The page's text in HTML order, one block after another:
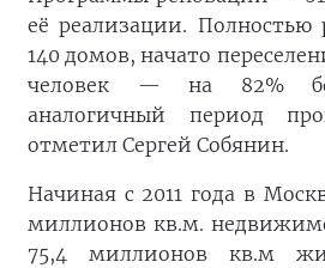
её реализации. Полностью
140 домов, начато
человек — на 82%
аналогичный период
отметил Сергей Собянин.
Начиная с 2011 года в
миллионов кв.м.
75,4 миллионов кв.м